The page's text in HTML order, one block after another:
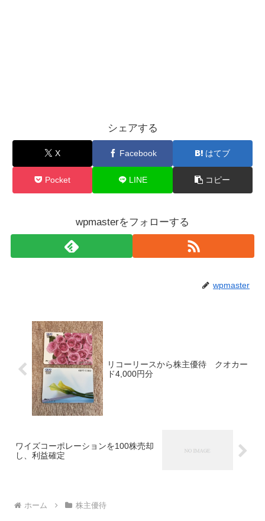
シェアする
X Facebook はてブ
Pocket LINE コピー
wpmasterをフォローする
wpmaster
リコーリースから株主優待 クオカー
ド4,000円分
ワイズコーポレーションを100株売却
し、利益確定
ホーム 株主優待